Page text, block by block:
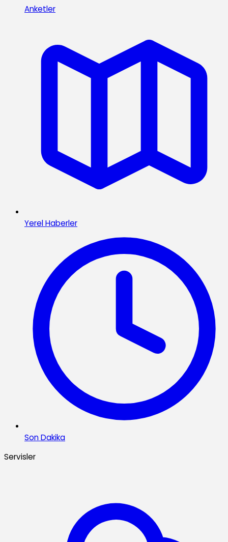
Anketler
Yerel Haberler
Son Dakika
Servisler